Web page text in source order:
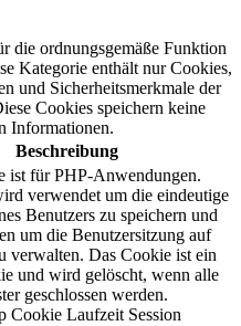
die ordnungsgemäße Funktion
Kategorie enthält nur Cookies,
und Sicherheitsmerkmale der
Cookies speichern keine
Informationen.
Beschreibung
ist für PHP-Anwendungen.
verwendet um die eindeutige
Benutzers zu speichern und
um die Benutzersitzung auf
verwalten. Das Cookie ist ein
und wird gelöscht, wenn alle
geschlossen werden.
Cookie Laufzeit Session